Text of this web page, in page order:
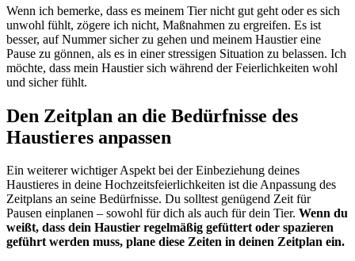
Wenn ich bemerke, dass es meinem Tier nicht gut geht oder es sich
unwohl fühlt, zögere ich nicht, Maßnahmen zu ergreifen. Es ist
besser, auf Nummer sicher zu gehen und meinem Haustier eine
Pause zu gönnen, als es in einer stressigen Situation zu belassen. Ich
möchte, dass mein Haustier sich während der Feierlichkeiten wohl
und sicher fühlt.
Den Zeitplan an die Bedürfnisse des
Haustieres anpassen
Ein weiterer wichtiger Aspekt bei der Einbeziehung deines
Haustieres in deine Hochzeitsfeierlichkeiten ist die Anpassung des
Zeitplans an seine Bedürfnisse. Du solltest genügend Zeit für
Pausen einplanen – sowohl für dich als auch für dein Tier. Wenn du
weißt, dass dein Haustier regelmäßig gefüttert oder spazieren
geführt werden muss, plane diese Zeiten in deinen Zeitplan ein.